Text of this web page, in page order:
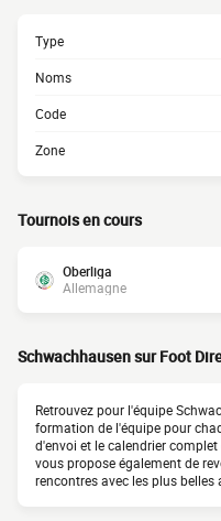
Type
Noms
Code
Zone
Tournois en cours
Oberliga
Allemagne
Schwachhausen sur Foot
Retrouvez pour l'équipe
formation de l'équipe pour
d'envoi et le calendrier
vous propose également de
rencontres avec les plus belles